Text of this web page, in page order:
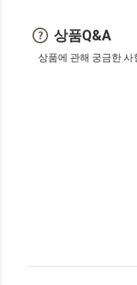
상품Q&A
상품에 관해 궁금한 사